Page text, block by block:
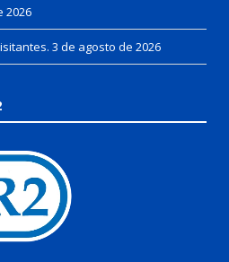
2026
3 de agosto de 2026